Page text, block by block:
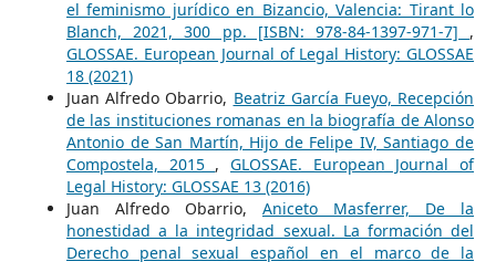
el feminismo jurídico en Bizancio, Valencia: Tirant lo
Blanch, 2021, 300 pp. [ISBN: 978-84-1397-971-7] ,
GLOSSAE. European Journal of Legal History: GLOSSAE
18 (2021)
Juan Alfredo Obarrio, Beatriz García Fueyo, Recepción
de las instituciones romanas en la biografía de Alonso
Antonio de San Martín, Hijo de Felipe IV, Santiago de
Compostela, 2015 ,GLOSSAE. European Journal of
Legal History: GLOSSAE 13 (2016)
Juan Alfredo Obarrio, Aniceto Masferrer, De la
honestidad a la integridad sexual. La formación del
Derecho penal sexual español en el marco de la